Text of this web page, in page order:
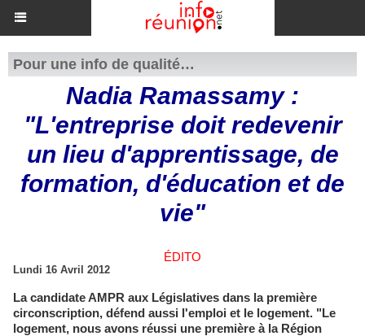
Pour une info de qualité…
Nadia Ramassamy :
"L'entreprise doit redevenir
un lieu d'apprentissage, de
formation, d'éducation et de
vie"
ÉDITO
Lundi 16 Avril 2012
La candidate AMPR aux Législatives dans la première
circonscription, défend aussi l'emploi et le logement. "Le
logement, nous avons réussi une première à la Région